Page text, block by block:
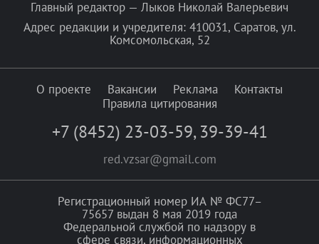
Главный редактор — Лыков Николай Валерьевич
Адрес редакции и учредителя: 410031, Саратов, ул.
Комсомольская, 52
О проекте Вакансии Реклама
Контакты
Правила цитирования
+7 (8452) 23-03-59, 39-39-41
red.vzsar@gmail.com
Регистрационный номер ИА № ФС77–
75657 выдан 8 мая 2019 года
Федеральной службой по надзору в
сфере связи, информационных